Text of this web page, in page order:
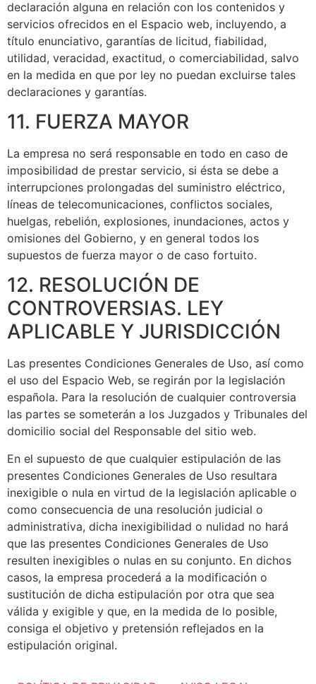
declaración alguna en relación con los contenidos y
servicios ofrecidos en el Espacio web, incluyendo, a
título enunciativo, garantías de licitud, fiabilidad,
utilidad, veracidad, exactitud, o comerciabilidad, salvo
en la medida en que por ley no puedan excluirse tales
declaraciones y garantías.
11. FUERZA MAYOR
La empresa no será responsable en todo en caso de
imposibilidad de prestar servicio, si ésta se debe a
interrupciones prolongadas del suministro eléctrico,
líneas de telecomunicaciones, conflictos sociales,
huelgas, rebelión, explosiones, inundaciones, actos y
omisiones del Gobierno, y en general todos los
supuestos de fuerza mayor o de caso fortuito.
12. RESOLUCIÓN DE
CONTROVERSIAS. LEY
APLICABLE Y JURISDICCIÓN
Las presentes Condiciones Generales de Uso, así como
el uso del Espacio Web, se regirán por la legislación
española. Para la resolución de cualquier controversia
las partes se someterán a los Juzgados y Tribunales del
domicilio social del Responsable del sitio web.
En el supuesto de que cualquier estipulación de las
presentes Condiciones Generales de Uso resultara
inexigible o nula en virtud de la legislación aplicable o
como consecuencia de una resolución judicial o
administrativa, dicha inexigibilidad o nulidad no hará
que las presentes Condiciones Generales de Uso
resulten inexigibles o nulas en su conjunto. En dichos
casos, la empresa procederá a la modificación o
sustitución de dicha estipulación por otra que sea
válida y exigible y que, en la medida de lo posible,
consiga el objetivo y pretensión reflejados en la
estipulación original.